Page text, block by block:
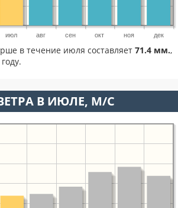
июл авг сен окт ноя дек
в течение июля составляет 71.4 мм.,
В ИЮЛЕ, М/С